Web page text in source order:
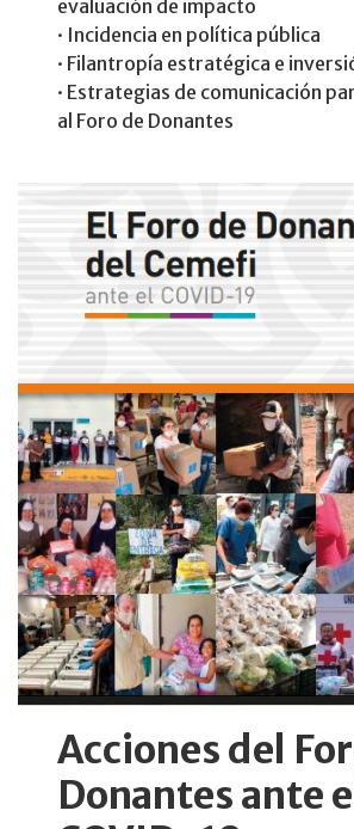
evaluación de impacto​
· Incidencia en política pública​
· Filantropía estratégica e
· Estrategias de comunicación
al Foro de Donantes
Acciones del
Donantes ante el